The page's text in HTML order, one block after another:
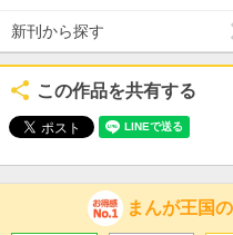
新刊から探す
この作品を共有する
まんが王国